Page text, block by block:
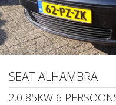
SEAT ALHAMBRA
2.0 85KW 6